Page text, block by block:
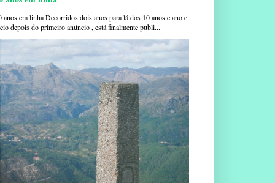
anos em linha Decorridos dois anos para lá dos 10 anos e ano e
depois do primeiro anúncio , está finalmente publi...